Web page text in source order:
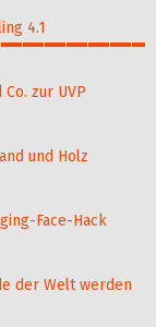
4.1
zur UVP
und Holz
Face-Hack
der Welt werden